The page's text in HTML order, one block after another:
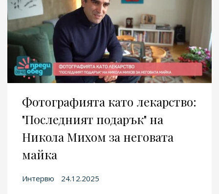
Фотографията като лекарство:
"Последният подарък" на
Никола Михом за неговата
майка
Интервю 24.12.2025